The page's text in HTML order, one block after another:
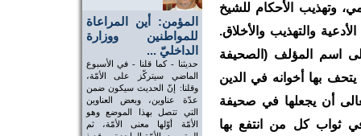
المؤمن: أين المراعاة
للمواطنين ووزارة
الداخليّ ...
حديثنا - كما قلنا - في الأسبوع
الماضي سيتركّز على الأمّة،
وقلنا: إنّ الحديث سيكون ضمن
عدّة عناوين، وبعض العناوين
التي تتصل بهذا الموضع وهو
الأمّة أوّلها معنى الأمّة، ثم
وتهذيب الأحكام للشيخ
والتهذيب والأخلاق.
اسم المؤلف (الصحيفة
يتحف بها أخوانه في الدين
أن يجعلها في صحيفة
ثواب كل من انتفع بها